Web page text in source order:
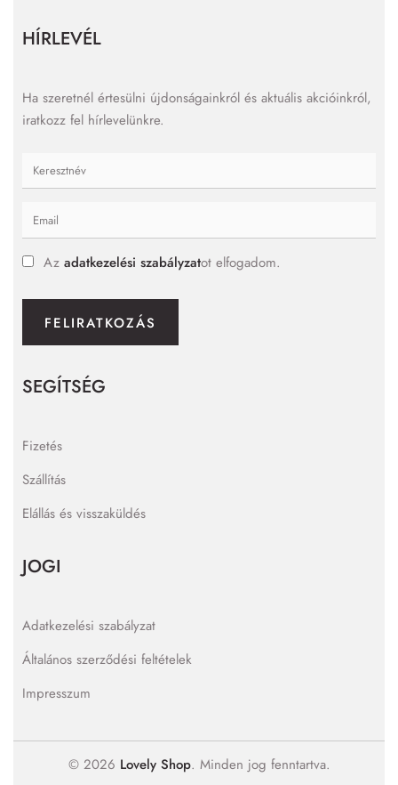
SEGÍTSÉG
Fizetés
Szállítás
Elállás és visszaküldés
JOGI
Adatkezelési szabályzat
Általános szerződési feltételek
Impresszum
HÍRLEVÉL
Ha szeretnél értesülni újdonságainkról és aktuális akcióinkról,
iratkozz fel hírlevelünkre.
Az adatkezelési szabályzatot elfogadom.
FELIRATKOZÁS
© 2026 Lovely Shop. Minden jog fenntartva.